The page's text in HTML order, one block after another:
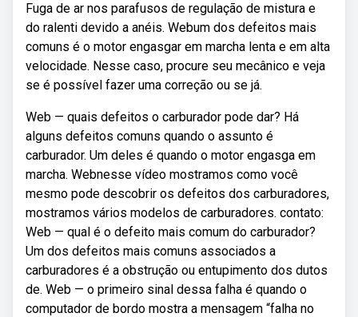
Fuga de ar nos parafusos de regulação de mistura e
do ralenti devido a anéis. Webum dos defeitos mais
comuns é o motor engasgar em marcha lenta e em alta
velocidade. Nesse caso, procure seu mecânico e veja
se é possível fazer uma correção ou se já.
Web — quais defeitos o carburador pode dar? Há
alguns defeitos comuns quando o assunto é
carburador. Um deles é quando o motor engasga em
marcha. Webnesse vídeo mostramos como você
mesmo pode descobrir os defeitos dos carburadores,
mostramos vários modelos de carburadores. contato:
Web — qual é o defeito mais comum do carburador?
Um dos defeitos mais comuns associados a
carburadores é a obstrução ou entupimento dos dutos
de. Web — o primeiro sinal dessa falha é quando o
computador de bordo mostra a mensagem “falha no